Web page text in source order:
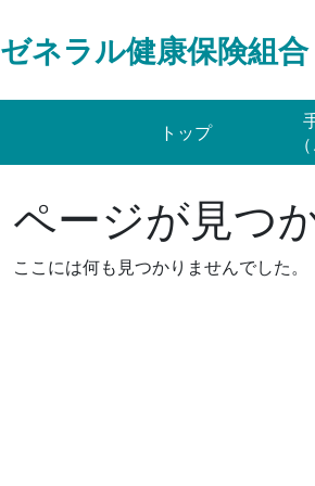
ゼネラル健康保険組合
トップ
ページが見つ
ここには何も見つかりませんでした。